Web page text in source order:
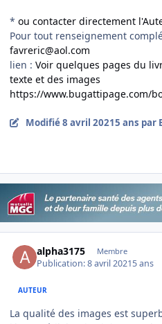
* ou contacter directement
Pour tout renseignement
favreric@aol.com
lien : Voir quelques pages du
texte et des images
https://www.bugattipage.com/
Modifié8 avril 20215 ans par
alpha3175 Membre
Publication:8 avril 20215 ans
AUTEUR
La qualité des images est